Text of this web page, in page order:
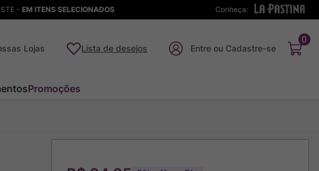
Conheça:
- EM ITENS SELECIONADOS
Lojas Lista de desejos
0
Promoções